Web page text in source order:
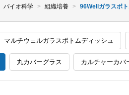
バイオ科学 > 組織培養 > 96Wellガラスボ
マルチウェルガラスボトムディッシュ
丸カバーグラス カルチャーカバ